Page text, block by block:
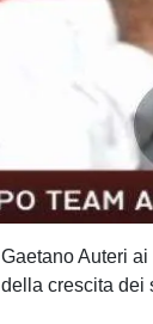
Gaetano Auteri
della crescita dei